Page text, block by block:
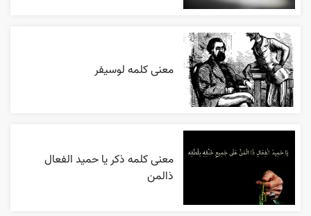
معنی کلمه لوسیفر
معنی کلمه ذکر یا حمید الفعال
ذالمن